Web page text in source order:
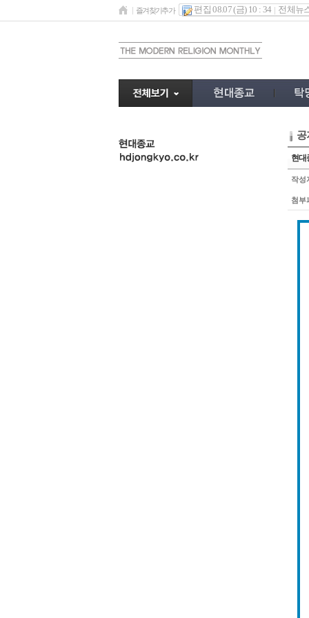
즐겨찾기추가 편집 08.07 (금) 10 : 34 전체뉴
공
현대
작성
첨부